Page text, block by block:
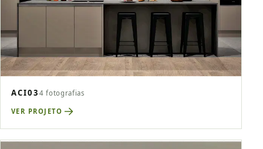
ACI03 4 fotografias
VER PROJETO